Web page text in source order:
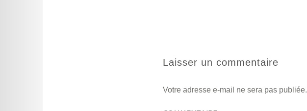
Laisser un commentaire
Votre adresse e-mail ne sera pas publiée.